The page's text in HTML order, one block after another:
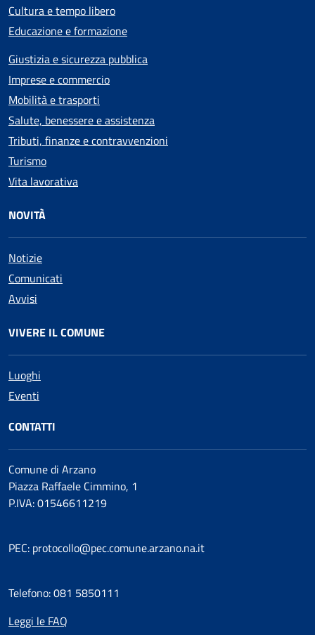
Cultura e tempo libero
Educazione e formazione
Giustizia e sicurezza pubblica
Imprese e commercio
Mobilità e trasporti
Salute, benessere e assistenza
Tributi, finanze e contravvenzioni
Turismo
Vita lavorativa
NOVITÀ
Notizie
Comunicati
Avvisi
VIVERE IL COMUNE
Luoghi
Eventi
CONTATTI
Comune di Arzano
Piazza Raffaele Cimmino, 1
P.IVA: 01546611219
PEC: protocollo@pec.comune.arzano.na.it
Telefono: 081 5850111
Leggi le FAQ